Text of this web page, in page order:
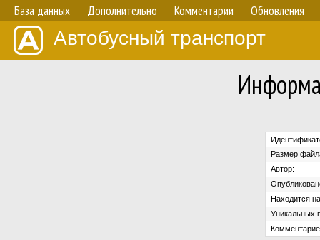
База данных Дополнительно Комментарии Обновления
Автобусный транспорт
Размер
Автор:
Находится
Уникальных